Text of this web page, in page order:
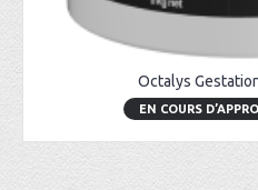
Octalys
EN COURS